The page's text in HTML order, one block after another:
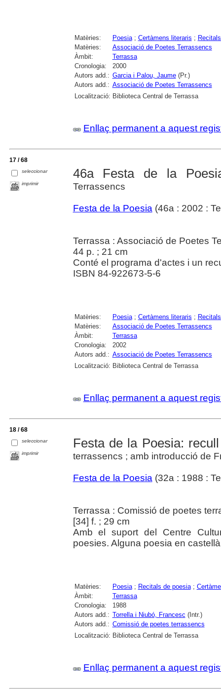
Matèries: Poesia; Certàmens literaris ;
Matèries:
Associació de Poetes Terrassencs
Àmbit:
Terrassa
Cronologia:
2000
Autors add.: Garcia i Palou, Jaume(Pr.)
Autors add.: Associació de Poetes Terrassencs
Localització: Biblioteca Central de Terrassa
Enllaç permanent a aquest
17 / 68
seleccionar
imprimir
46a Festa de la
Terrassencs
Festa de la Poesia (46a : 2002 :
Terrassa : Associació de Poetes
44 p. ; 21 cm
Conté el programa d'actes i un
ISBN 84-922673-5-6
Matèries: Poesia; Certàmens literaris ;
Matèries:
Associació de Poetes Terrassencs
Àmbit:
Terrassa
Cronologia:
2002
Autors add.: Associació de Poetes Terrassencs
Localització: Biblioteca Central de Terrassa
Enllaç permanent a aquest
18 / 68
seleccionar
imprimir
Festa de la Poesia:
terrassencs ; amb introducció de
Festa de la Poesia (32a : 1988 :
Terrassa : Comissió de poetes
[34] f. ; 29 cm
Amb el suport del Centre
poesies. Alguna poesia en
Matèries: Poesia; Recitals de poesia;
Àmbit:
Terrassa
Cronologia:
1988
Autors add.: Torrella i Niubó, Francesc (Intr.)
Autors add.: Comissió de poetes terrassencs
Localització: Biblioteca Central de Terrassa
Enllaç permanent a aquest